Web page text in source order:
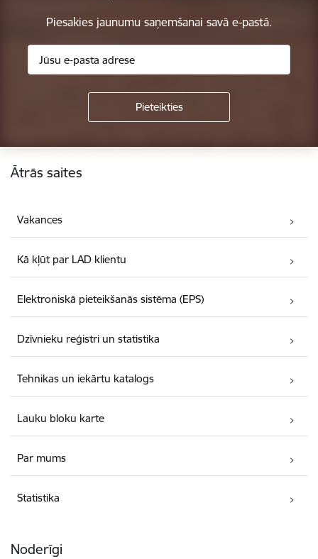
Piesakies jaunumu saņemšanai savā e-pastā.
Kājene
Ātrās saites
Vakances
Kā kļūt par LAD klientu
Elektroniskā pieteikšanās sistēma (EPS)
Dzīvnieku reģistri un statistika
Tehnikas un iekārtu katalogs
Lauku bloku karte
Par mums
Statistika
Noderīgi